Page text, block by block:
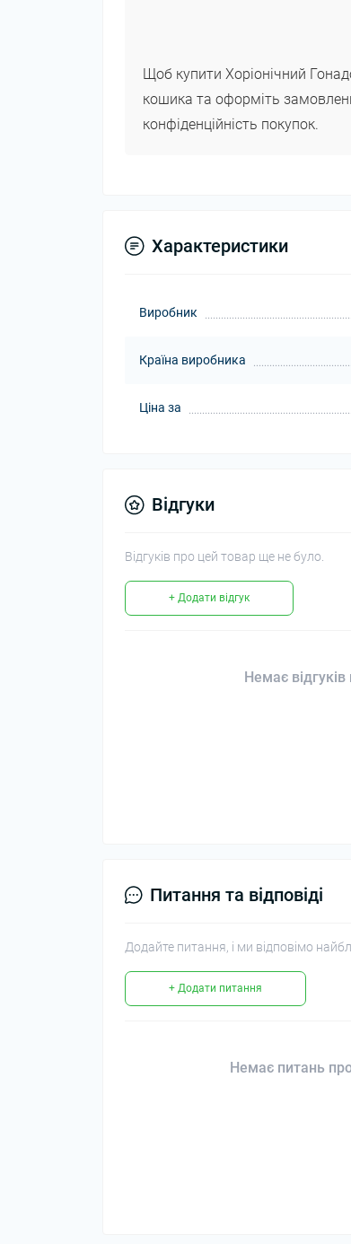
Щоб купити Хоріонічний
кошика та оформіть
конфіденційність покупок.
Характеристики
Виробник
Країна виробника
Ціна за
Відгуки
Відгуків про цей товар ще не було.
+ Додати відгук
Немає
Питання та відповіді
Додайте питання, і ми відповімо
+ Додати питання
Немає питань